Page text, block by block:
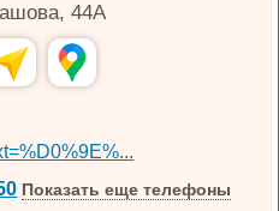
44А
Показать еще телефоны